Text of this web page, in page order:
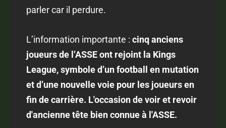
parler car il perdure.
L’information importante :cinq anciens
joueurs de l’ASSE ont rejoint la Kings
League, symbole d’un football en mutation
et d’une nouvelle voie pour les joueurs en
fin de carrière. L'occasion de voir et revoir
d'ancienne tête bien connue à l'ASSE.